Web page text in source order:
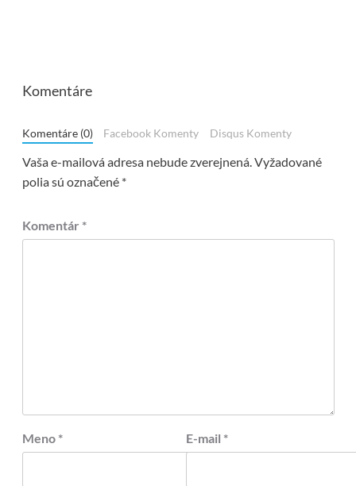
Komentáre
Komentáre (0) Facebook Komenty Disqus Komenty
Vaša e-mailová adresa nebude zverejnená.Vyžadované
polia sú označené *
Komentár *
Meno * E-mail *